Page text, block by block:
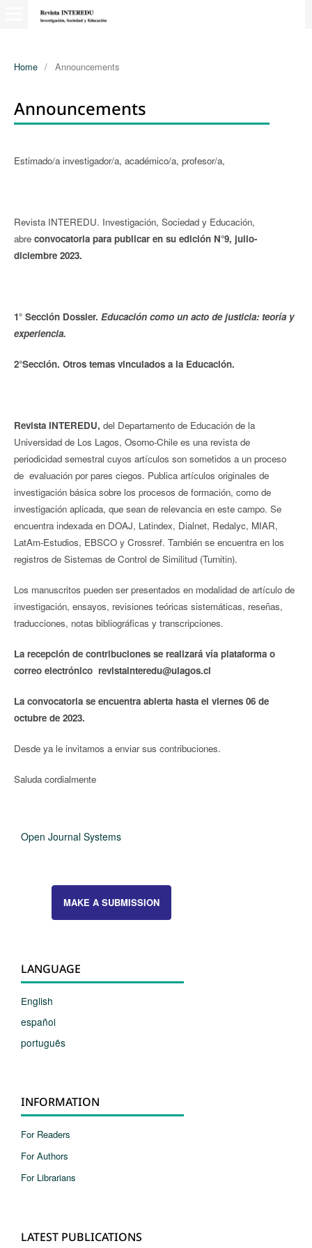
Home / Announcements
Announcements
Estimado/a investigador/a, académico/a, profesor/a,
Revista INTEREDU. Investigación, Sociedad y Educación,
abre convocatoria para publicar en su edición N°9, julio-
diciembre 2023.
1° Sección Dossier. Educación como un acto de justicia: teoría y
experiencia.
2°Sección. Otros temas vinculados a la Educación.
Revista INTEREDU, del Departamento de Educación de la
Universidad de Los Lagos, Osorno-Chile es una revista de
periodicidad semestral cuyos artículos son sometidos a un proceso
de evaluación por pares ciegos. Publica artículos originales de
investigación básica sobre los procesos de formación, como de
investigación aplicada, que sean de relevancia en este campo. Se
encuentra indexada en DOAJ, Latindex, Dialnet, Redalyc, MIAR,
LatAm-Estudios, EBSCO y Crossref. También se encuentra en los
registros de Sistemas de Control de Similitud (Turnitin).
Los manuscritos pueden ser presentados en modalidad de artículo de
investigación, ensayos, revisiones teóricas sistemáticas, reseñas,
traducciones, notas bibliográficas y transcripciones.
La recepción de contribuciones se realizará vía plataforma o
correo electrónico revistainteredu@ulagos.cl
La convocatoria se encuentra abierta hasta el viernes 06 de
octubre de 2023.
Desde ya le invitamos a enviar sus contribuciones.
Saluda cordialmente
Open Journal Systems
MAKE A SUBMISSION
LANGUAGE
English
español
português
INFORMATION
For Readers
For Authors
For Librarians
LATEST PUBLICATIONS